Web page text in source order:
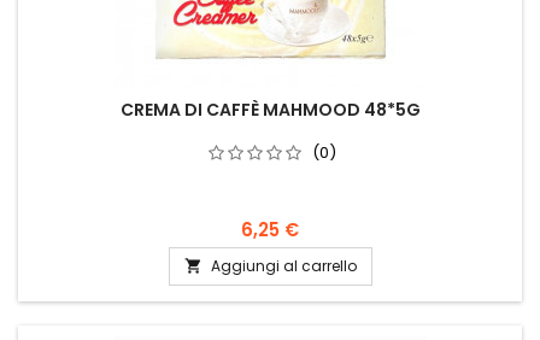
CREMA DI CAFFÈ MAHMOOD 48*5G
(0)
6,25 €
 Aggiungi al carrello